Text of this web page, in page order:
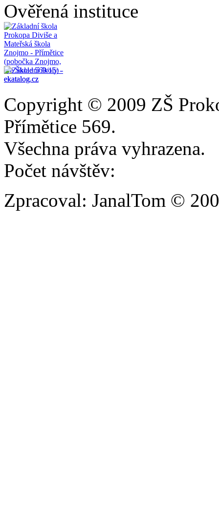
Ověřená instituce
Copyright © 2009 ZŠ
Přímětice 569.
Všechna práva vyhrazena.
Počet návštěv:
Zpracoval: JanalTom ©